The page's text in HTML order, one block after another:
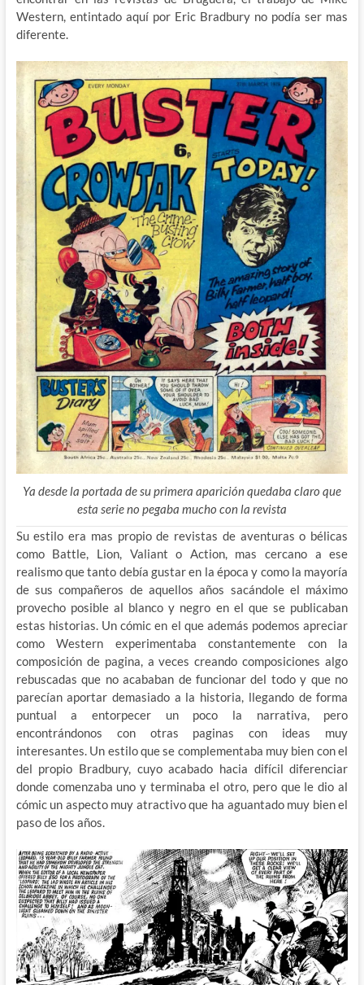
Western, entintado aquí por Eric Bradbury no podía ser mas
diferente.
Ya desde la portada de su primera aparición quedaba claro que
esta serie no pegaba mucho con la revista
Su estilo era mas propio de revistas de aventuras o bélicas
como Battle, Lion, Valiant o Action, mas cercano a ese
realismo que tanto debía gustar en la época y como la mayoría
de sus compañeros de aquellos años sacándole el máximo
provecho posible al blanco y negro en el que se publicaban
estas historias. Un cómic en el que además podemos apreciar
como Western experimentaba constantemente con la
composición de pagina, a veces creando composiciones algo
rebuscadas que no acababan de funcionar del todo y que no
parecían aportar demasiado a la historia, llegando de forma
puntual a entorpecer un poco la narrativa, pero
encontrándonos con otras paginas con ideas muy
interesantes. Un estilo que se complementaba muy bien con el
del propio Bradbury, cuyo acabado hacia difícil diferenciar
donde comenzaba uno y terminaba el otro, pero que le dio al
cómic un aspecto muy atractivo que ha aguantado muy bien el
paso de los años.